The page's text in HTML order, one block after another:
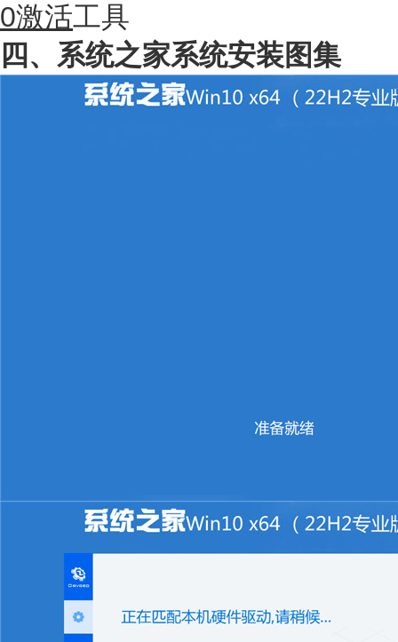
0激活工具
四、系统之家系统安装图集